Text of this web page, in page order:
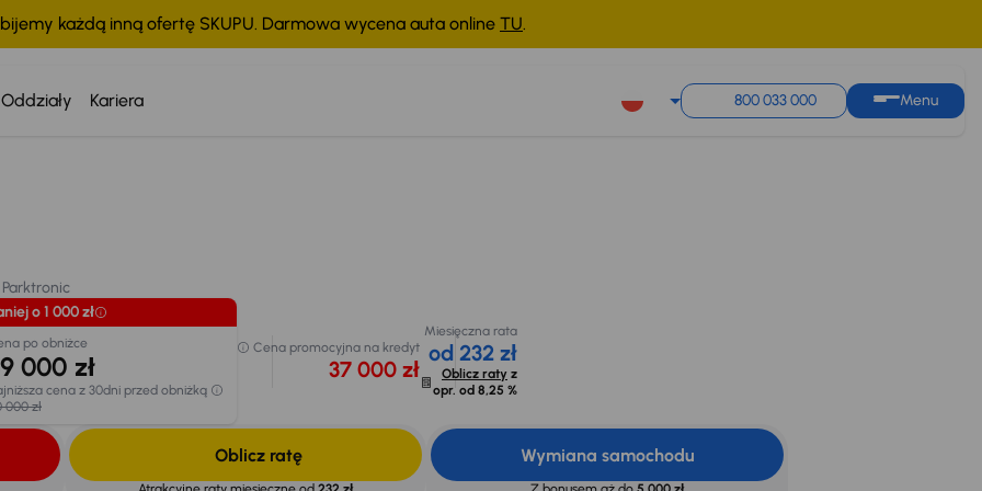
każdą inną ofertę SKUPU. Darmowa wycena auta online TU.
Oddziały Kariera 800 033 000 Menu
Parktronic
o 1 000 zł
po obniżce
000 zł
cena z 30dni przed obniżką
000 zł
Cena promocyjna na kredyt
37 000 zł
Miesięczna rata
od 232 zł
Oblicz raty z
opr. od 8,25 %
Oblicz ratę Wymiana samochodu